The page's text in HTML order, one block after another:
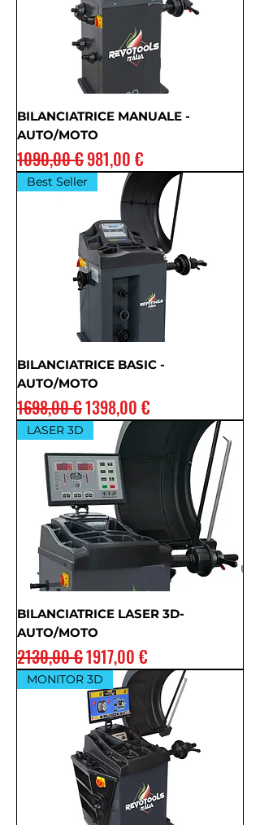
BILANCIATRICE MANUALE -
AUTO/MOTO
Prezzo regolare
1090,00 €Prezzo scontato
981,00 €
Best Seller
BILANCIATRICE BASIC -
AUTO/MOTO
Prezzo regolare
1698,00 €Prezzo scontato
1398,00 €
LASER 3D
BILANCIATRICE LASER 3D-
AUTO/MOTO
Prezzo regolare
2130,00 €Prezzo scontato
1917,00 €
MONITOR 3D